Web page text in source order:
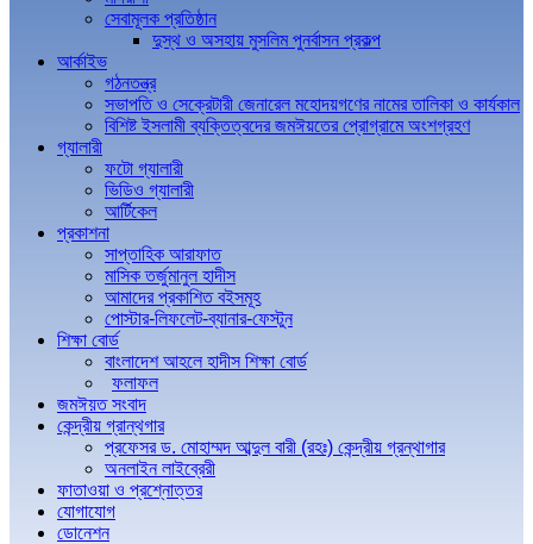
সেবামূলক প্রতিষ্ঠান
দুস্থ ও অসহায় মুসলিম পুনর্বাসন প্রকল্প
আর্কাইভ
গঠনতন্ত্র
সভাপতি ও সেক্রেটারী জেনারেল মহোদয়গণের নামের তালিকা ও কার্যকাল
বিশিষ্ট ইসলামী ব্যক্তিত্বদের জমঈয়তের প্রোগ্রামে অংশগ্রহণ
গ্যালারী
ফটো গ্যালারী
ভিডিও গ্যালারী
আর্টিকেল
প্রকাশনা
সাপ্তাহিক আরাফাত
মাসিক তর্জুমানুল হাদীস
আমাদের প্রকাশিত বইসমূহ
পোস্টার-লিফলেট-ব্যানার-ফেস্টুন
শিক্ষা বোর্ড
বাংলাদেশ আহলে হাদীস শিক্ষা বোর্ড
ফলাফল
জমঈয়ত সংবাদ
কেন্দ্রীয় গ্রান্থগার
প্রফেসর ড. মোহাম্মদ আব্দুল বারী (রহঃ) কেন্দ্রীয় গ্রন্থাগার
অনলাইন লাইব্রেরী
ফাতাওয়া ও প্রশ্নোত্তর
যোগাযোগ
ডোনেশন